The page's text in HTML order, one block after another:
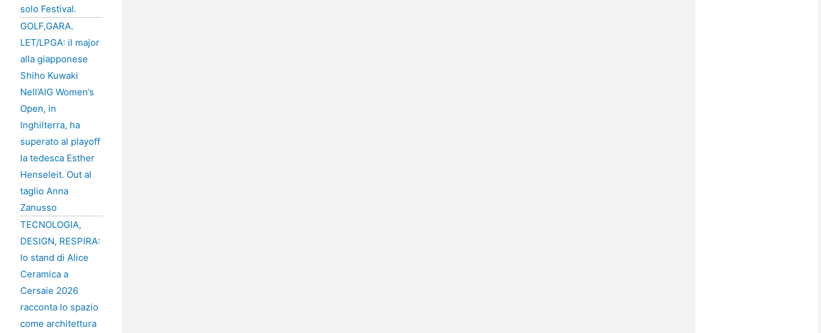
solo Festival.
GOLF,GARA.
LET/LPGA: il major
alla giapponese
Shiho Kuwaki
Nell’AIG Women’s
Open, in
Inghilterra, ha
superato al playoff
la tedesca Esther
Henseleit. Out al
taglio Anna
Zanusso
TECNOLOGIA,
DESIGN, RESPIRA:
lo stand di Alice
Ceramica a
Cersaie 2026
racconta lo spazio
come architettura